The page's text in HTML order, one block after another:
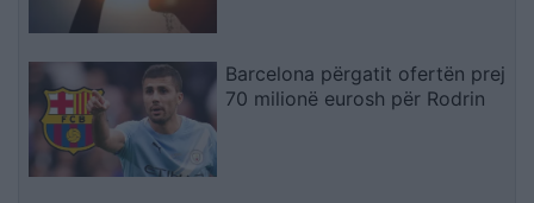
Barcelona përgatit ofertën prej
70 milionë eurosh për Rodrin